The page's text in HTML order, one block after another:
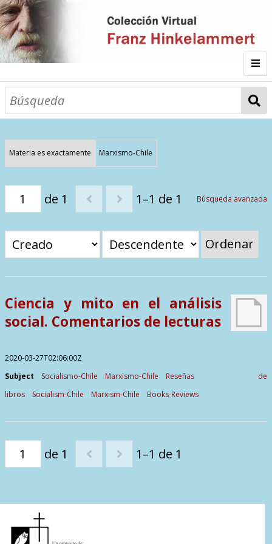
Inicio
Galería
Listado por
Categorías
Todos los documentos
Materias
Sitios de Interés
Contactos
Fichas
Materia es exactamente Marxismo-Chile
de 1 1–1 de 1 Búsqueda avanzada
Ordenar
Ciencia y mito en el análisis
social. Comentarios de lecturas
2020-03-27T02:06:00Z
Subject
Socialismo-Chile Marxismo-Chile
Reseñas de
libros
Socialism-Chile Marxism-Chile Books-Reviews
de 1 1–1 de 1